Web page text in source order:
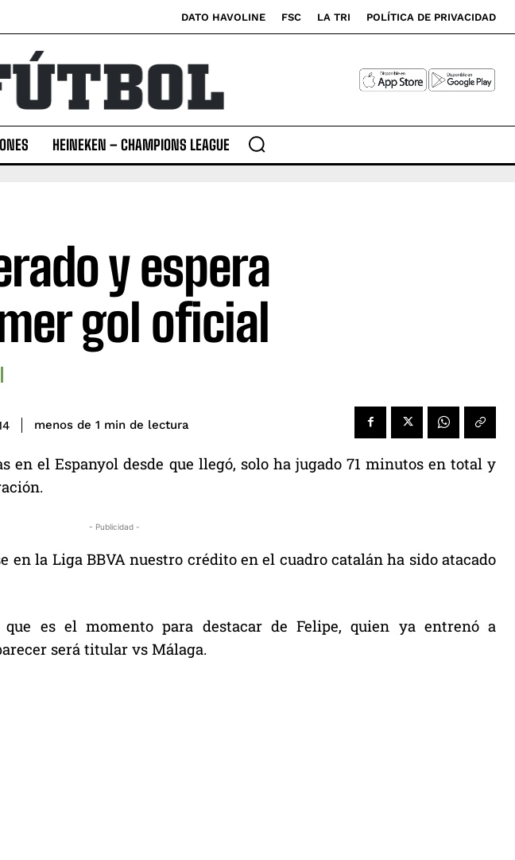
DATO HAVOLINE FSC LA TRI POLÍTICA DE PRIVACIDAD
HEINEKEN – CHAMPIONS LEAGUE
y espera
gol oficial
menos de 1 min de lectura
en el Espanyol desde que llegó, solo ha jugado 71 minutos en total y
- Publicidad -
en la Liga BBVA nuestro crédito en el cuadro catalán ha sido atacado
es el momento para destacar de Felipe, quien ya entrenó a
será titular vs Málaga.